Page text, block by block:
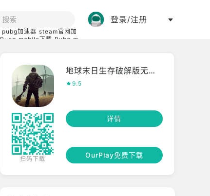
pubg加速器 steam官网加
Pubg mobile下载 Pubg m
登录/注册
扫码下载
地球末日生存破解版无限金币
9.5
详情
OurPlay免费下载